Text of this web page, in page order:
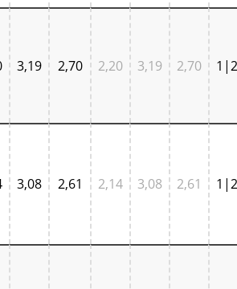
3,19 2,70 2,20 3,19 2,70 1|2
3,08 2,61 2,14 3,08 2,61 1|2